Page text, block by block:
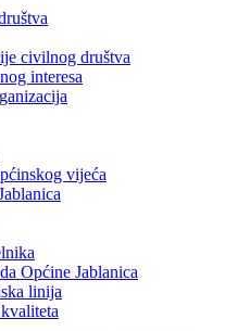
civilnog društva
interesa
vijeća
Općine Jablanica
linija